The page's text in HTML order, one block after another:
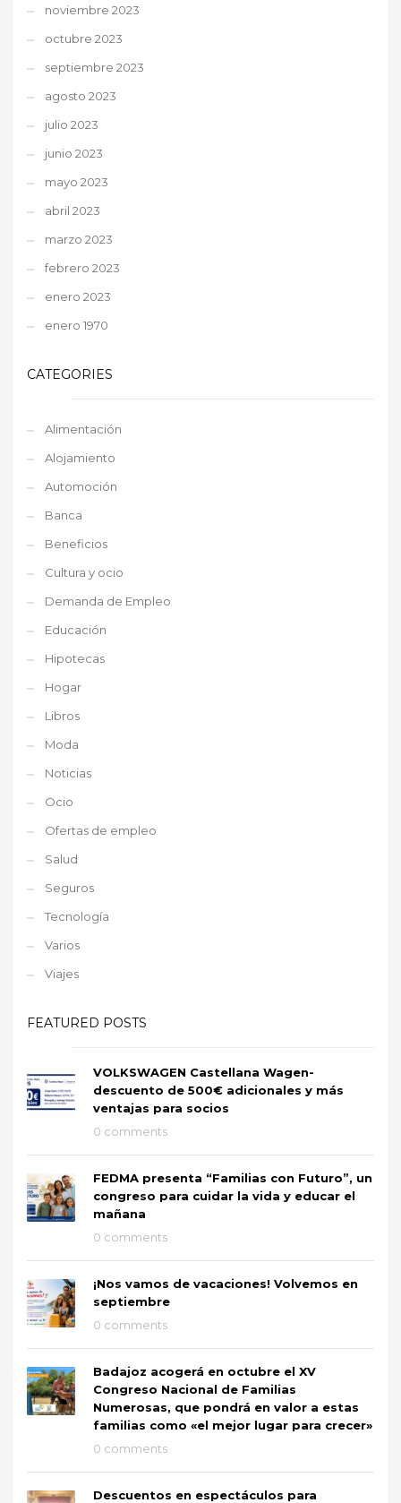
noviembre 2023
octubre 2023
septiembre 2023
agosto 2023
julio 2023
junio 2023
mayo 2023
abril 2023
marzo 2023
febrero 2023
enero 2023
enero 1970
CATEGORIES
Alimentación
Alojamiento
Automoción
Banca
Beneficios
Cultura y ocio
Demanda de Empleo
Educación
Hipotecas
Hogar
Libros
Moda
Noticias
Ocio
Ofertas de empleo
Salud
Seguros
Tecnología
Varios
Viajes
FEATURED POSTS
VOLKSWAGEN Castellana Wagen-
descuento de 500€ adicionales y más
ventajas para socios
0 comments
FEDMA presenta “Familias con Futuro”, un
congreso para cuidar la vida y educar el
mañana
0 comments
¡Nos vamos de vacaciones! Volvemos en
septiembre
0 comments
Badajoz acogerá en octubre el XV
Congreso Nacional de Familias
Numerosas, que pondrá en valor a estas
familias como «el mejor lugar para crecer»
0 comments
Descuentos en espectáculos para